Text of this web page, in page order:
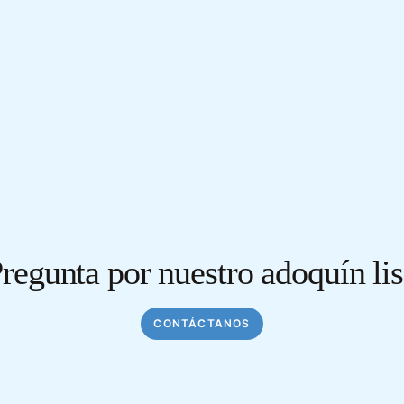
por nuestro adoquín
CONTÁCTANOS